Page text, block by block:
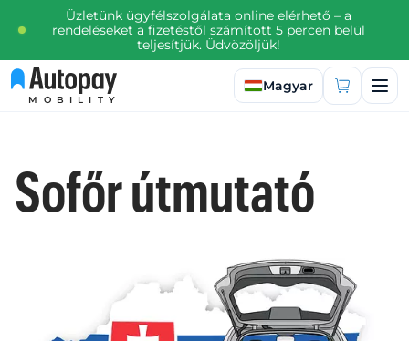
Üzletünk ügyfélszolgálata online elérhető – a
rendeléseket a fizetéstől számított 5 percen belül
teljesítjük. Üdvözöljük!
MOBILITY
Válasszon nyelvet
Magyar
Sofőr útmutató